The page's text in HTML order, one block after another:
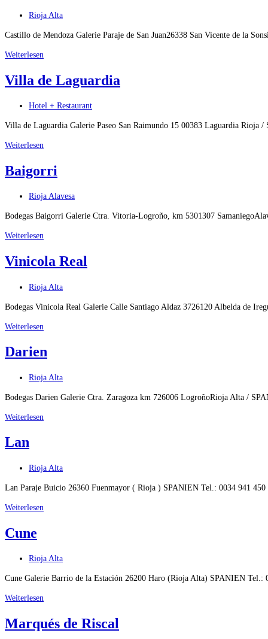
Beitrags-
Rioja Alta
Castillo de Mendoza Galerie Paraje de San Juan26338 San Vicente de la
Weiterlesen
Mendoza
Villa de Laguardia
Beitrags-
Hotel + Restaurant
Villa de Laguardia Galerie Paseo San Raimundo 15 00383 Laguardia
Weiterlesen
Laguardia
Baigorri
Beitrags-
Rioja Alavesa
Bodegas Baigorri Galerie Ctra. Vitoria-Logroño, km 5301307
Weiterlesen
Vinicola Real
Beitrags-
Rioja Alta
Bodegas Vinicola Real Galerie Calle Santiago Aldaz 3726120 Albelda de
Weiterlesen
Darien
Beitrags-
Rioja Alta
Bodegas Darien Galerie Ctra. Zaragoza km 726006 LogroñoRioja Alta /
Weiterlesen
Lan
Beitrags-
Rioja Alta
Lan Paraje Buicio 26360 Fuenmayor ( Rioja ) SPANIEN Tel.: 0034 941
Weiterlesen
Cune
Beitrags-
Rioja Alta
Cune Galerie Barrio de la Estación 26200 Haro (Rioja Alta) SPANIEN
Weiterlesen
Marqués de Riscal